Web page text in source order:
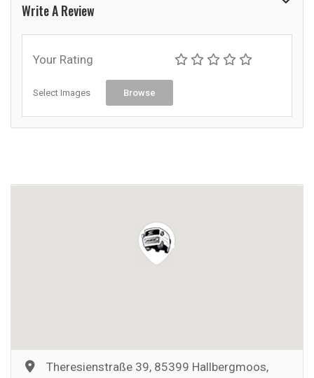
Write A Review
Your Rating
Select Images Browse
Theresienstraße 39, 85399 Hallbergmoos,